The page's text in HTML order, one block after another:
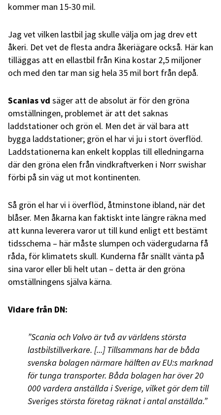
kommer man 15-30 mil.
Jag vet vilken lastbil jag skulle välja om jag drev ett
åkeri. Det vet de flesta andra åkeriägare också. Här kan
tilläggas att en ellastbil från Kina kostar 2,5 miljoner
och med den tar man sig hela 35 mil bort från depå.
Scanias vd säger att de absolut är för den gröna
omställningen, problemet är att det saknas
laddstationer och grön el. Men det är väl bara att
bygga laddstationer; grön el har vi ju i stort överflöd.
Laddstationerna kan enkelt kopplas till elledningarna
där den gröna elen från vindkraftverken i Norr swishar
förbi på sin väg ut mot kontinenten.
Så grön el har vi i överflöd, åtminstone ibland, när det
blåser. Men åkarna kan faktiskt inte längre räkna med
att kunna leverera varor ut till kund enligt ett bestämt
tidsschema – här måste slumpen och vädergudarna få
råda, för klimatets skull. Kunderna får snällt vänta på
sina varor eller bli helt utan – detta är den gröna
omställningens själva kärna.
Vidare från DN:
”Scania och Volvo är två av världens största
lastbilstillverkare. [...] Tillsammans har de båda
svenska bolagen närmare hälften av EU:s marknad
för tunga transporter. Båda bolagen har över 20
000 vardera anställda i Sverige, vilket gör dem till
Sveriges största företag räknat i antal anställda.”